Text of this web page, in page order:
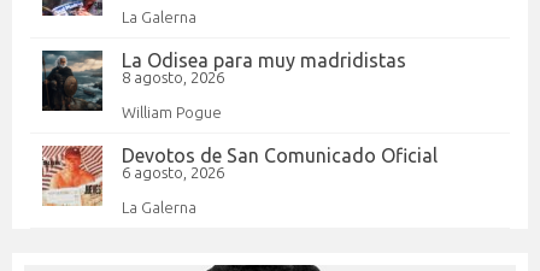
La Galerna
La Odisea para muy madridistas
8 agosto, 2026
William Pogue
Devotos de San Comunicado Oficial
6 agosto, 2026
La Galerna